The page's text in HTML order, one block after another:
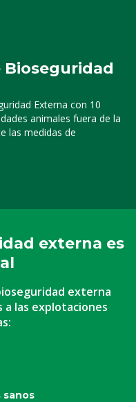
Bioseguridad
Externa con 10
animales fuera de la
las medidas de
externa es
externa
las explotaciones
sanos